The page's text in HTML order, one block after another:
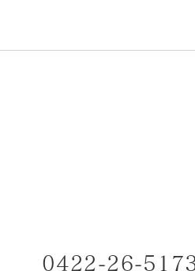
0422-26-